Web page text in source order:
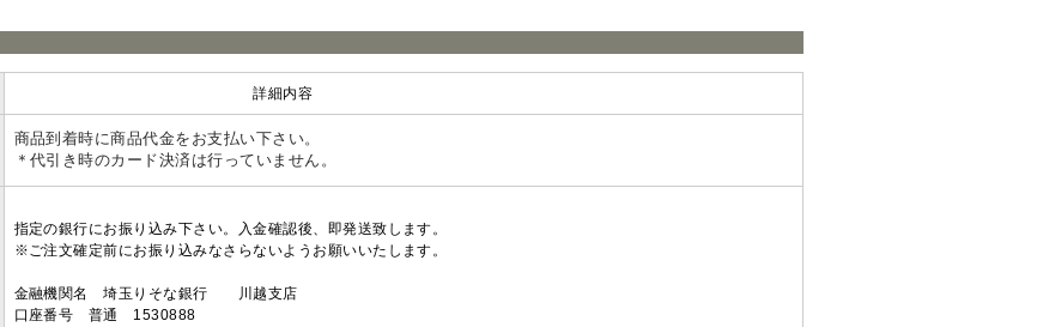
詳細内容
商品到着時に商品代金をお支払い下さい。
＊代引き時のカード決済は行っていません。
指定の銀行にお振り込み下さい。入金確認後、即発送致します。
※ご注文確定前にお振り込みなさらないようお願いいたします。
金融機関名 埼玉りそな銀行 川越支店
口座番号 普通 1530888